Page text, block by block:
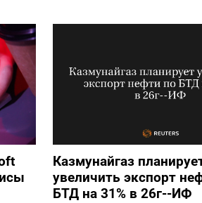
Казмунайгаз
увеличить экспорт
БТД на 31% в 26г--ИФ